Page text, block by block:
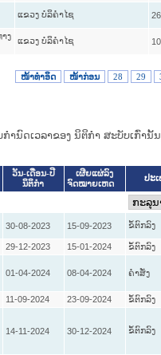
ແຂວງ ບໍລິຄໍາໄຊ
ງ
ແຂວງ ບໍລິຄໍາໄຊ
ໜ້າທໍາອິດ ໜ້າກ່ອນ 28 29
ນົດເວລາຂອງ ນິຕິກໍາ ສະບັບເກົ່ານັ້
ວັນ-ເດືອນ-ປີ
ນິຕິກໍາ
ເຜີຍແຜ່ລົງ
ຈົດໝາຍເຫດ
ປະ
30-08-2023 15-09-2023 ຂໍ້ຕົກລົງ
29-12-2023 15-01-2024 ຂໍ້ຕົກລົງ
01-04-2024 08-04-2024 ຄໍາສັ່ງ
11-09-2024 23-09-2024 ຂໍ້ຕົກລົງ
14-11-2024 30-12-2024 ຂໍ້ຕົກລົງ